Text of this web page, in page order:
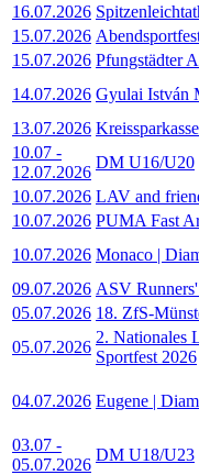
16.07.2026
15.07.2026
15.07.2026 Pfungstädter
14.07.2026 Gyulai István
13.07.2026
10.07 -
12.07.2026
DM U16/U20
10.07.2026 LAV and
10.07.2026 PUMA Fast
10.07.2026 Monaco |
09.07.2026 ASV
05.07.2026 18. ZfS-
05.07.2026
2. Nationales
Sportfest 2026
04.07.2026 Eugene |
03.07 -
05.07.2026
DM U18/U23